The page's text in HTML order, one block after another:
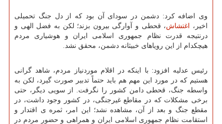
وی اضافه کرد: دشمن در سودای آن بود که از دل جنگ تحمیلی
اخیر، اغتشاش، قحطی و آوارگی بیرون بزند؛ لکن به فضل الهی و
درنتیجه قدرت نظام جمهوری اسلامی ایران و هوشیاری مردم
هیچکدام از این رویاهای خبیثانه دشمن، محقق نشد.
رئیس عدلیه افزود: با اینکه در اقلام موردنیاز مردم، شاهد گرانی
هستیم که در مورد این مهم هم باید حتماً تدبیر صورت گیرد، لکن به
واسطه جنگ، قحطی دامن کشور را نگرفت. از سویی دیگر، حتی
برخی مشکلات که در مقاطع غیرجنگی، در کشور وجود داشت، در
مقطع جنگ و بعد از آن، مشاهده نشد؛ این امر، ثمره ی اقتدار و
استقامت نظام جمهوری اسلامی ایران و همراهی و حضور مردم در